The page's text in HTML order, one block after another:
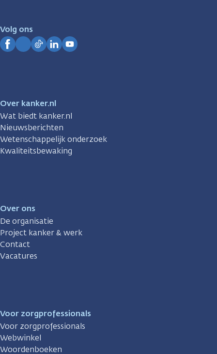
Volg ons
Over kanker.nl
Wat biedt kanker.nl
Nieuwsberichten
Wetenschappelijk onderzoek
Kwaliteitsbewaking
Over ons
De organisatie
Project kanker & werk
Contact
Vacatures
Voor zorgprofessionals
Voor zorgprofessionals
Webwinkel
Woordenboeken